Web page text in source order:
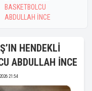
BASKETBOLCU
ABDULLAH İNCE
HENDEKLİ
ABDULLAH İNCE
21:54